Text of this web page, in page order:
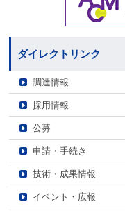
ダイレクトリンク
調達情報
採用情報
公募
申請・手続き
技術・成果情報
イベント・広報